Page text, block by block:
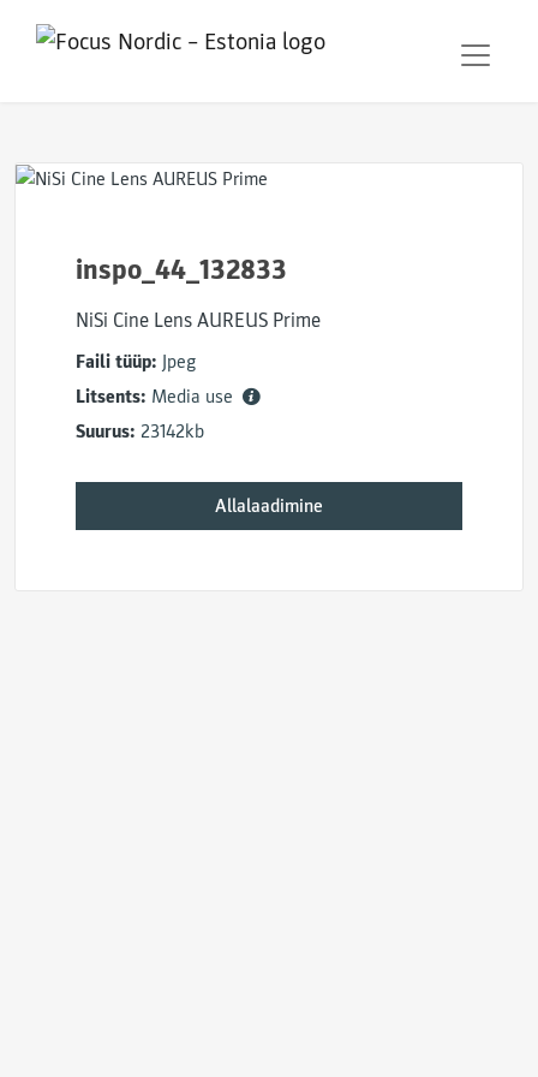
inspo_44_132833
NiSi Cine Lens AUREUS Prime
Faili tüüp: Jpeg
Litsents: Media use
Suurus: 23142kb
Allalaadimine